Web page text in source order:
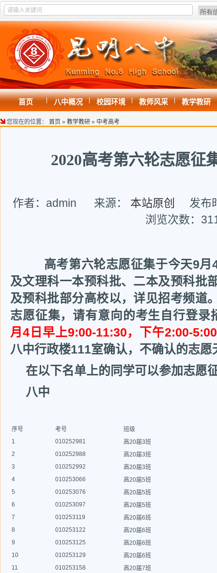
首页 | 八中概况 | 校园环境 | 教师风采 | 教学教研
您现在的位置： 首页 » 教学教研 » 中考高考
2020高考第六轮志愿征
作者：admin 来源： 本站原创
发布
浏览次数：
高考第六轮志愿征集于今天9月
及文理科一本预科批、二本及预科批
及预科批部分高校以，详见招考频道
志愿征集，请有意向的考生自行登录
月4日早上9:00-11:30，下午2:00-
八中行政楼111室确认，不确认的志愿
在以下名单上的同学可以参加志愿
八中
序号 考号
班级
1
010252981
高20届3班
2
010252988
高20届3班
3
010252992
高20届3班
4
010253066
高20届5班
5
010253076
高20届5班
6
010253097
高20届5班
7
010253119
高20届6班
8
010253122
高20届6班
9
010253125
高20届6班
10
010253129
高20届6班
11
010253158
高20届7班